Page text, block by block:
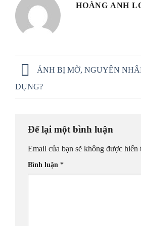
HOÀNG ANH
ẢNH BỊ MỜ, NGUYÊN
DỤNG?
Để lại một bình luận
Email của bạn sẽ không được hiển
Bình luận *